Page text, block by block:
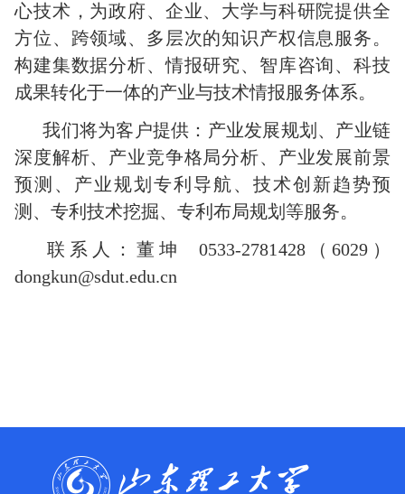
心技术，为政府、企业、大学与科研院提供全
方位、跨领域、多层次的知识产权信息服务。
构建集数据分析、情报研究、智库咨询、科技
成果转化于一体的产业与技术情报服务体系。
我们将为客户提供：产业发展规划、产业链
深度解析、产业竞争格局分析、产业发展前景
预测、产业规划专利导航、技术创新趋势预
测、专利技术挖掘、专利布局规划等服务。
联系人：董坤 0533-2781428（6029）
dongkun@sdut.edu.cn